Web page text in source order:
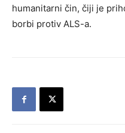
humanitarni čin, čiji je
borbi protiv ALS-a.